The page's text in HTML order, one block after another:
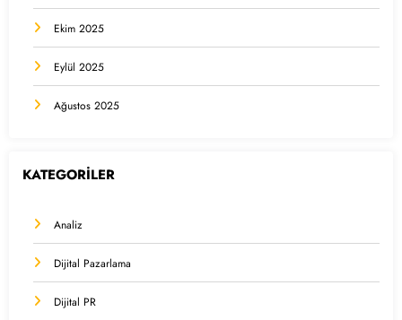
Ekim 2025
Eylül 2025
Ağustos 2025
KATEGORİLER
Analiz
Dijital Pazarlama
Dijital PR